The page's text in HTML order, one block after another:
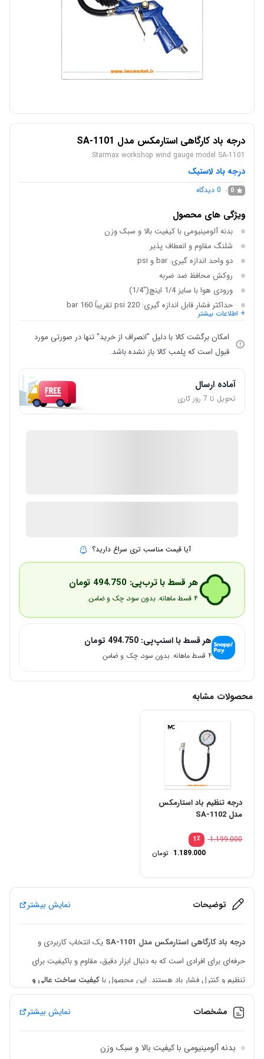
درجه باد کارگاهی استارمکس مدل SA-1101
Starmax workshop wind gauge model SA-1101
درجه باد لاستیک
0
0 دیدگاه
ویژگی های محصول
بدنه آلومینیومی با کیفیت بالا و سبک وزن
شلنگ مقاوم و انعطاف پذیر
دو واحد اندازه گیری: bar و psi
روکش محافظ ضد ضربه
ورودی هوا با سایز 1/4 اینچ("1/4)
حداکثر فشار قابل اندازه گیری: 220 psi تقریباً 160 bar
+ اطلاعات بیشتر
امکان برگشت کالا با دلیل "انصراف از خرید" تنها در صورتی مورد
قبول است که پلمب کالا باز نشده باشد.
آماده ارسال
تحویل تا 7 روز کاری
آیا قیمت مناسب تری سراغ دارید؟
هر قسط با ترب‌پی: 494.750 تومان
۴ قسط ماهانه. بدون سود، چک و ضامن.
هر قسط با اسنپ‌پی: 494.750 تومان
۴ قسط ماهانه. بدون سود، چک و ضامن.
محصولات مشابه
درجه تنظیم باد استارمکس
مدل SA-1102
٪1
1.199.000
1.189.000 تومان
توضیحات نمایش بیشتر
درجه باد کارگاهی استارمکس مدل SA-1101
یک انتخاب کاربردی و
حرفه‌ای برای افرادی است که به دنبال ابزار دقیق، مقاوم و باکیفیت برای
تنظیم و کنترل فشار باد هستند. این محصول باکیفیت ساخت عالی و
مصارف حرفه‌ای، عملکردی قابل‌اعتماد ارائه می‌دهد.
و برای استفاده مداوم در شرایط کاری مختلف طراحی شده است. همچنین
مشخصات نمایش بیشتر
بدنه آلومینیومی با کیفیت بالا و سبک وزن